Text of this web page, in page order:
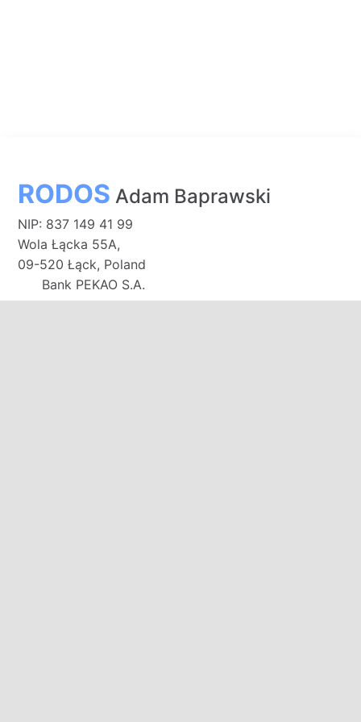
RODOS Adam Baprawski
NIP: 837 149 41 99
Wola Łącka 55A,
09-520 Łąck, Poland
Bank PEKAO S.A.